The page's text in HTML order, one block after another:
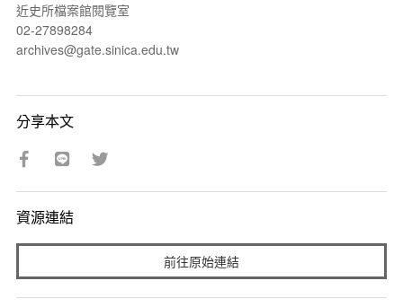
近史所檔案館閱覽室
02-27898284
archives@gate.sinica.edu.tw
分享本文
資源連結
前往原始連結